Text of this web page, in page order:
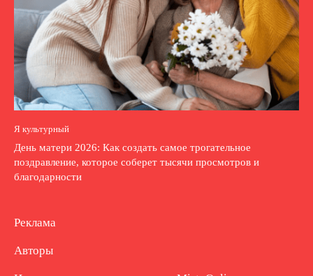
Я культурный
День матери 2026: Как создать самое трогательное
поздравление, которое соберет тысячи просмотров и
благодарности
Реклама
Авторы